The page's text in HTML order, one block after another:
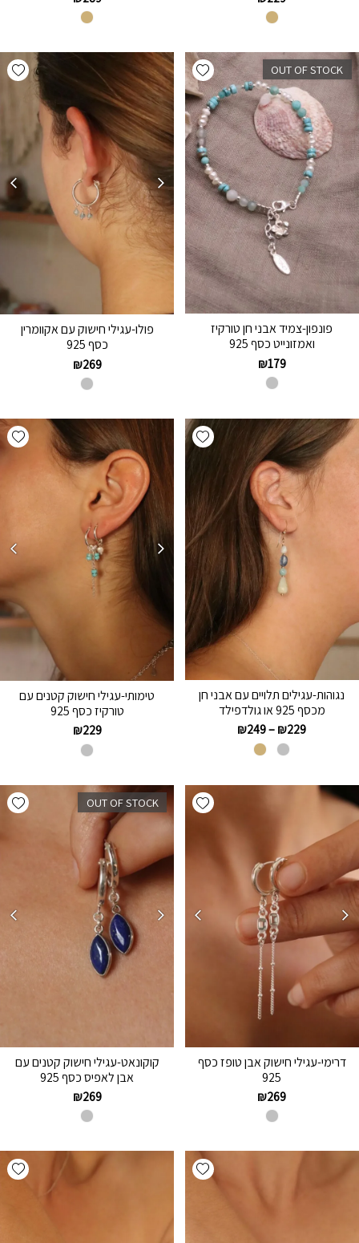
Add wishlist OUT OF STOCK
פונפון-צמיד אבני חן טורקיז
ואמזונייט כסף 925
₪179
פולו-עגילי חישוק עם אקוומרין
כסף 925
₪269
Add wishlist
נגוהות-עגילים תלויים עם אבני חן
מכסף 925 או גולדפילד
₪229
–
₪249
טימותי-עגילי חישוק קטנים עם
טורקיז כסף 925
₪229
Add wishlist
דרימי-עגילי חישוק אבן טופז כסף
925
₪269
OUT OF STOCK
קוקונאט-עגילי חישוק קטנים עם
אבן לאפיס כסף 925
₪269
Add wishlist